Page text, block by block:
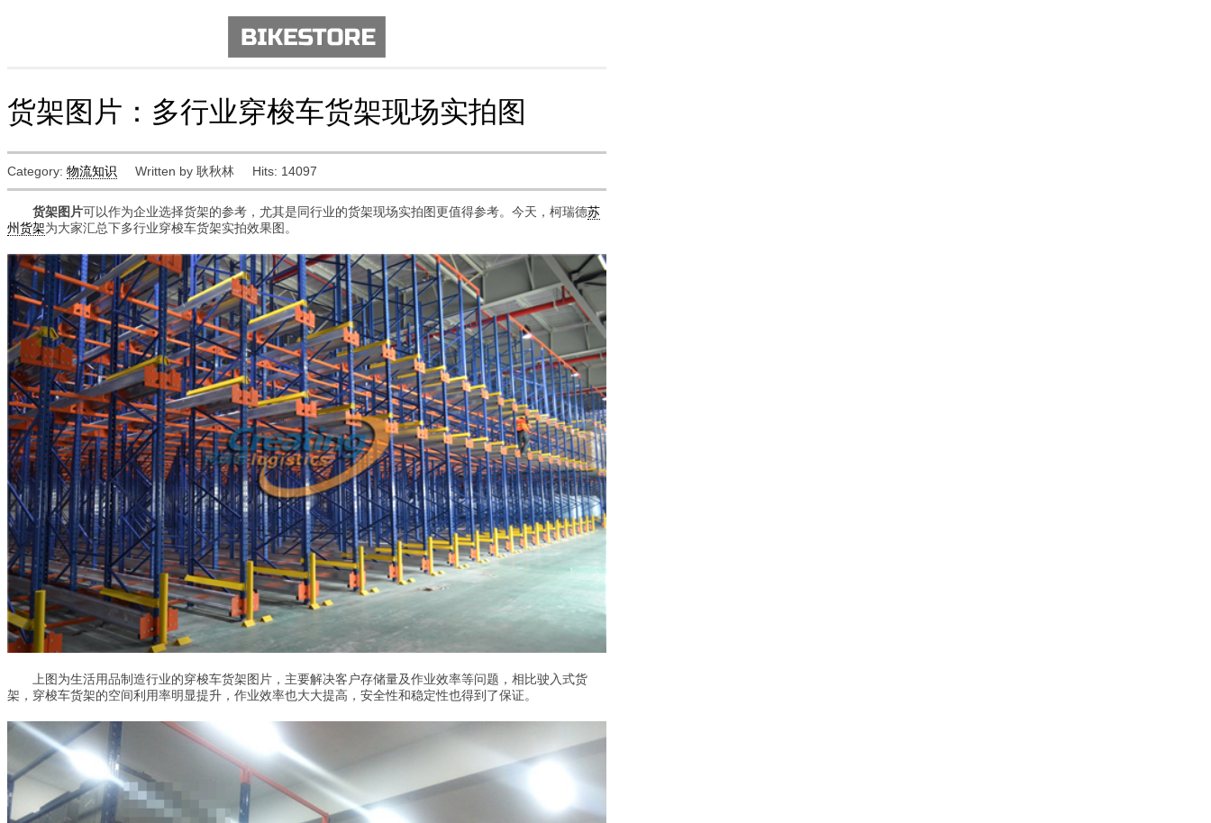
货架图片：多行业穿梭车货架现场实拍图
Category: 物流知识 Written by 耿秋林 Hits: 14097
货架图片可以作为企业选择货架的参考，尤其是同行业的货架现场实拍图更值得参考。今天，柯瑞德苏
州货架为大家汇总下多行业穿梭车货架实拍效果图。
上图为生活用品制造行业的穿梭车货架图片，主要解决客户存储量及作业效率等问题，相比驶入式货
架，穿梭车货架的空间利用率明显提升，作业效率也大大提高，安全性和稳定性也得到了保证。